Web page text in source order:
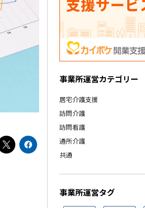
事業所運営カテゴリー
居宅介護支援
訪問介護
訪問看護
通所介護
共通
事業所運営タグ